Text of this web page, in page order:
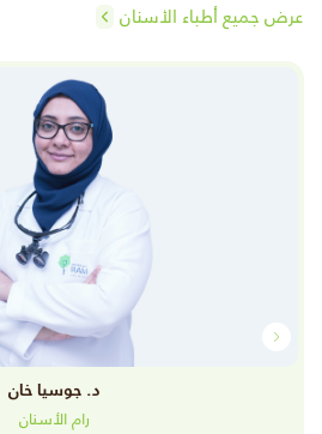
عرض جميع أطباء الأسنان
د. جوسيا خان
رام الأسنان